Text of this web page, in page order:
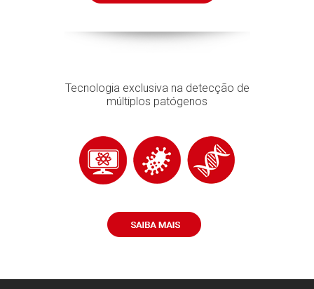
Tecnologia exclusiva na detecção de
múltiplos patógenos